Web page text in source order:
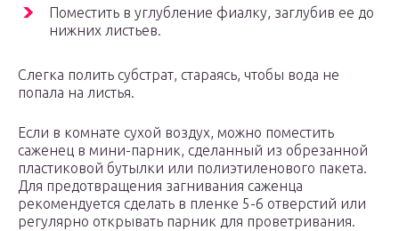
Поместить в углубление фиалку, заглубив ее до
нижних листьев.
Слегка полить субстрат, стараясь, чтобы вода не
попала на листья.
Если в комнате сухой воздух, можно поместить
саженец в мини-парник, сделанный из обрезанной
пластиковой бутылки или полиэтиленового пакета.
Для предотвращения загнивания саженца
рекомендуется сделать в пленке 5-6 отверстий или
регулярно открывать парник для проветривания.